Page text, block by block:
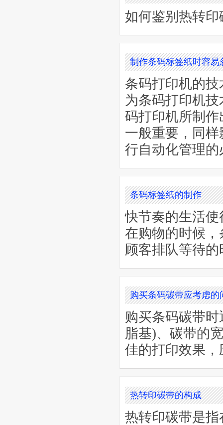
如何鉴别热转
制作条码标签纸时容易
条码打印机的
为条码打印机
码打印机所制
一般重要，同
行自动化管理的
条码标签纸的制作
快节奏的生活
在购物的时候
顾客排队等待的
购买条码碳带应考虑的
购买条码碳带
脂基)、碳带的
佳的打印效果
热转印碳带的构成
热转印碳带是